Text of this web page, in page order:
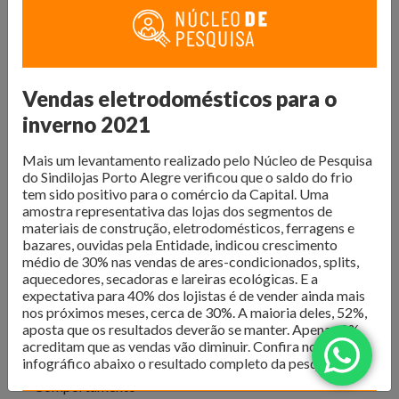
O Núcleo de Pesquisa do Sindilojas Porto Alegre realiza
levantamentos sobre as questões mais importantes para o
varejo da Capital. Dados de intenção de compra,
resultado de vendas e comportamento do consumidor
são divulgados para que os lojistas possam organizar seus
negócios da melhor forma. Além disso, são produzidos
books com tendências e análises do mercado
inspirar os negócios em sua atualização e transformação.
Confira as publicações!
Todos
Comportamento
Vendas eletrodomésticos para o
inverno 2021
Mais um levantamento realizado pelo Núcleo de Pesquisa
do Sindilojas Porto Alegre verificou que o saldo do frio
tem sido positivo para o comércio da Capital. Uma
amostra representativa das lojas dos segmentos de
materiais de construção, eletrodomésticos, ferragens e
bazares, ouvidas pela Entidade, indicou crescimento
médio de 30% nas vendas de ares-condicionados, splits,
aquecedores, secadoras e lareiras ecológicas. E a
expectativa para 40% dos lojistas é de vender ainda mais
nos próximos meses, cerca de 30%. A maioria deles, 52%,
aposta que os resultados deverão se manter. Apenas 8%
acreditam que as vendas vão diminuir. Confira no
infográfico abaixo o resultado completo da pesquisa: